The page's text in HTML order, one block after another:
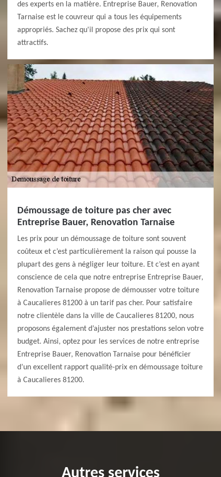
des experts en la matière. Entreprise Bauer, Renovation
Tarnaise est le couvreur qui a tous les équipements
appropriés. Sachez qu'il propose des prix qui sont
attractifs.
Démoussage de toiture pas cher avec
Entreprise Bauer, Renovation Tarnaise
Les prix pour un démoussage de toiture sont souvent
coûteux et c’est particulièrement la raison qui pousse la
plupart des gens à négliger leur toiture. Et c’est en ayant
conscience de cela que notre entreprise Entreprise Bauer,
Renovation Tarnaise propose de démousser votre toiture
à Caucalieres 81200 à un tarif pas cher. Pour satisfaire
notre clientèle dans la ville de Caucalieres 81200, nous
proposons également d’ajuster nos prestations selon votre
budget. Ainsi, optez pour les services de notre entreprise
Entreprise Bauer, Renovation Tarnaise pour bénéficier
d’un excellent rapport qualité-prix en démoussage toiture
à Caucalieres 81200.
Autres services